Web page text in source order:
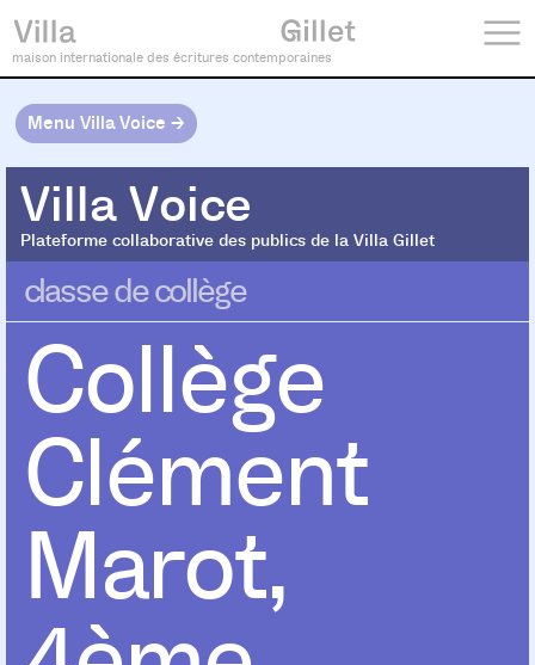
maison internationale des écritures contemporaines
Menu Villa Voice →
Villa Voice
Plateforme collaborative des publics de la Villa Gillet
Villa Voice
classe de collège
Collège
Clément
Marot,